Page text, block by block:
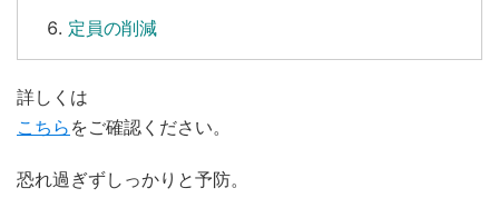
定員の削減
詳しくは
こちら をご確認ください。
恐れ過ぎずしっかりと予防。